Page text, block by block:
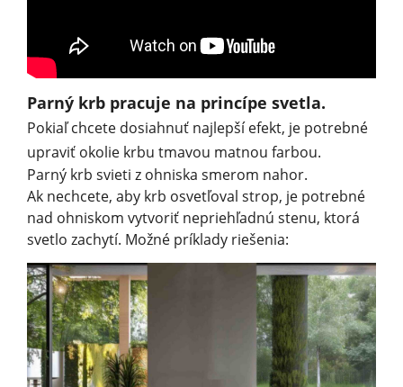
Parný krb pracuje na princípe svetla.
Pokiaľ chcete dosiahnuť najlepší efekt, je potrebné
upraviť okolie krbu tmavou matnou farbou.
Parný krb svieti z ohniska smerom nahor.
Ak nechcete, aby krb osvetľoval strop, je potrebné
nad ohniskom vytvoriť nepriehľadnú stenu, ktorá
svetlo zachytí. Možné príklady riešenia: